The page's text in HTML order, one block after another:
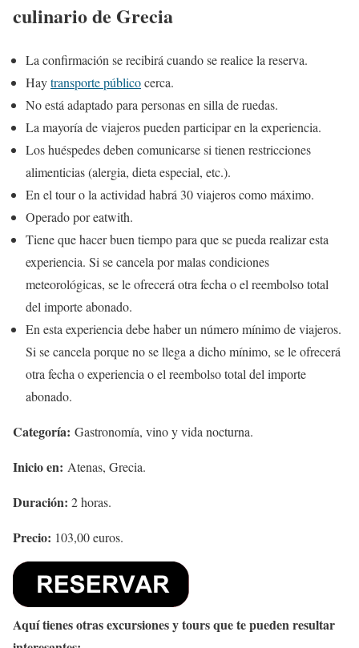
culinario de Grecia
La confirmación se recibirá cuando se realice la reserva.
Haytransporte públicocerca.
No está adaptado para personas en silla de ruedas.
La mayoría de viajeros pueden participar en la experiencia.
Los huéspedes deben comunicarse si tienen restricciones
alimenticias (alergia, dieta especial, etc.).
En el tour o la actividad habrá 30 viajeros como máximo.
Operado por eatwith.
Tiene que hacer buen tiempo para que se pueda realizar esta
experiencia. Si se cancela por malas condiciones
meteorológicas, se le ofrecerá otra fecha o el reembolso total
del importe abonado.
En esta experiencia debe haber un número mínimo de viajeros.
Si se cancela porque no se llega a dicho mínimo, se le ofrecerá
otra fecha o experiencia o el reembolso total del importe
abonado.
Categoría: Gastronomía, vino y vida nocturna.
Inicio en: Atenas, Grecia.
Duración: 2 horas.
Precio: 103,00 euros.
Aquí tienes otras excursiones y tours que te pueden resultar